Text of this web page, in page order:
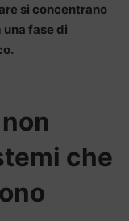
si concentrano
una fase di
che